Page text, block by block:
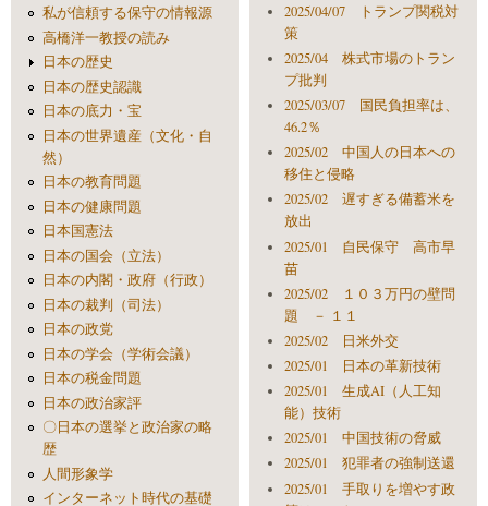
私が信頼する保守の情報源
高橋洋一教授の読み
日本の歴史
日本の歴史認識
日本の底力・宝
日本の世界遺産（文化・自
然）
日本の教育問題
日本の健康問題
日本国憲法
日本の国会（立法）
日本の内閣・政府（行政）
日本の裁判（司法）
日本の政党
日本の学会（学術会議）
日本の税金問題
日本の政治家評
〇日本の選挙と政治家の略
歴
人間形象学
インターネット時代の基礎
2025/04/07 トランプ関税対
策
2025/04 株式市場のトラン
プ批判
2025/03/07 国民負担率は、
46.2％
2025/02 中国人の日本への
移住と侵略
2025/02 遅すぎる備蓄米を
放出
2025/01 自民保守 高市早
苗
2025/02 １０３万円の壁問
題 － １１
2025/02 日米外交
2025/01 日本の革新技術
2025/01 生成AI（人工知
能）技術
2025/01 中国技術の脅威
2025/01 犯罪者の強制送還
2025/01 手取りを増やす政